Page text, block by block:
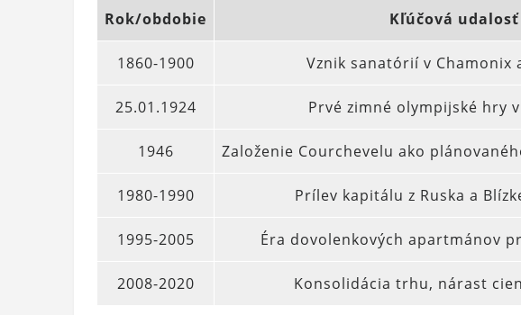
Rok/obdobie Kľúčová udalosť
1860-1900 Vznik sanatórií v Chamonix
25.01.1924 Prvé zimné olympijské hry
1946 Založenie Courchevelu ako
1980-1990 Prílev kapitálu z Ruska a
1995-2005 Éra dovolenkových apartmánov
2008-2020 Konsolidácia trhu, nárast